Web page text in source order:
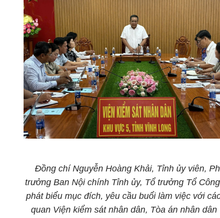
Đồng chí Nguyễn Hoàng Khải, Tỉnh ủy viên,
trưởng Ban Nội chính Tỉnh ủy, Tổ trưởng Tổ
phát biểu mục đích, yêu cầu buổi làm việc với
quan Viện kiểm sát nhân dân, Tòa án nhân dân